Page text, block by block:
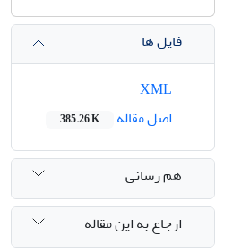
فایل ها
اصل مقاله
385.26 K
هم رسانی
ارجاع به این مقاله